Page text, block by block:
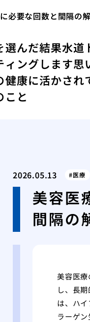
必要な回数と間隔の
選んだ結果水道
ィングします思
康に活かされ
こと
2026.05.13 医療
美容医
間隔の
美容医
し、長
は、ハ
ラーゲ